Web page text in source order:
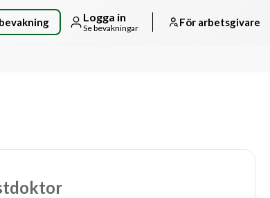
Logga in
Se bevakningar För arbetsgivare